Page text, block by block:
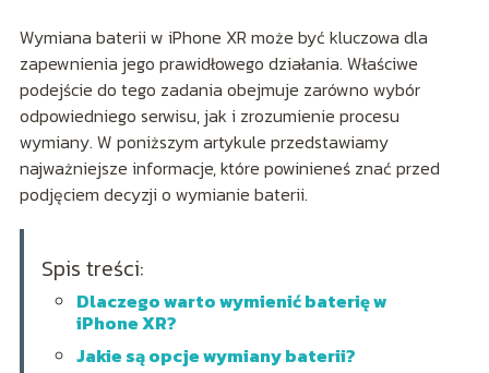
Wymiana baterii w iPhone XR może być kluczowa dla
zapewnienia jego prawidłowego działania. Właściwe
podejście do tego zadania obejmuje zarówno wybór
odpowiedniego serwisu, jak i zrozumienie procesu
wymiany. W poniższym artykule przedstawiamy
najważniejsze informacje, które powinieneś znać przed
podjęciem decyzji o wymianie baterii.
Spis treści:
Dlaczego warto wymienić baterię w
iPhone XR?
Jakie są opcje wymiany baterii?